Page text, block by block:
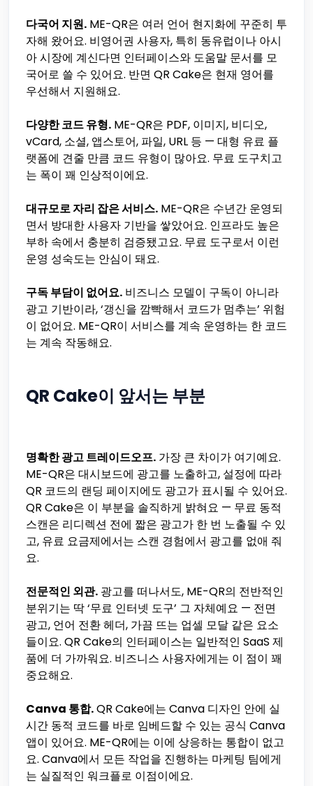
다국어 지원. ME-QR은 여러 언어 현지화에 꾸준히 투
자해 왔어요. 비영어권 사용자, 특히 동유럽이나 아시
아 시장에 계신다면 인터페이스와 도움말 문서를 모
국어로 쓸 수 있어요. 반면 QR Cake은 현재 영어를
우선해서 지원해요.
다양한 코드 유형. ME-QR은 PDF, 이미지, 비디오,
vCard, 소셜, 앱스토어, 파일, URL 등 — 대형 유료 플
랫폼에 견줄 만큼 코드 유형이 많아요. 무료 도구치고
는 폭이 꽤 인상적이에요.
대규모로 자리 잡은 서비스. ME-QR은 수년간 운영되
면서 방대한 사용자 기반을 쌓았어요. 인프라도 높은
부하 속에서 충분히 검증됐고요. 무료 도구로서 이런
운영 성숙도는 안심이 돼요.
구독 부담이 없어요. 비즈니스 모델이 구독이 아니라
광고 기반이라, ‘갱신을 깜빡해서 코드가 멈추는’ 위험
이 없어요. ME-QR이 서비스를 계속 운영하는 한 코드
는 계속 작동해요.
QR Cake이 앞서는 부분
명확한 광고 트레이드오프. 가장 큰 차이가 여기예요.
ME-QR은 대시보드에 광고를 노출하고, 설정에 따라
QR 코드의 랜딩 페이지에도 광고가 표시될 수 있어요.
QR Cake은 이 부분을 솔직하게 밝혀요 — 무료 동적
스캔은 리디렉션 전에 짧은 광고가 한 번 노출될 수 있
고, 유료 요금제에서는 스캔 경험에서 광고를 없애 줘
요.
전문적인 외관. 광고를 떠나서도, ME-QR의 전반적인
분위기는 딱 ‘무료 인터넷 도구’ 그 자체예요 — 전면
광고, 언어 전환 헤더, 가끔 뜨는 업셀 모달 같은 요소
들이요. QR Cake의 인터페이스는 일반적인 SaaS 제
품에 더 가까워요. 비즈니스 사용자에게는 이 점이 꽤
중요해요.
Canva 통합.QR Cake에는 Canva 디자인 안에 실
시간 동적 코드를 바로 임베드할 수 있는 공식 Canva
앱이 있어요. ME-QR에는 이에 상응하는 통합이 없고
요. Canva에서 모든 작업을 진행하는 마케팅 팀에게
는 실질적인 워크플로 이점이에요.